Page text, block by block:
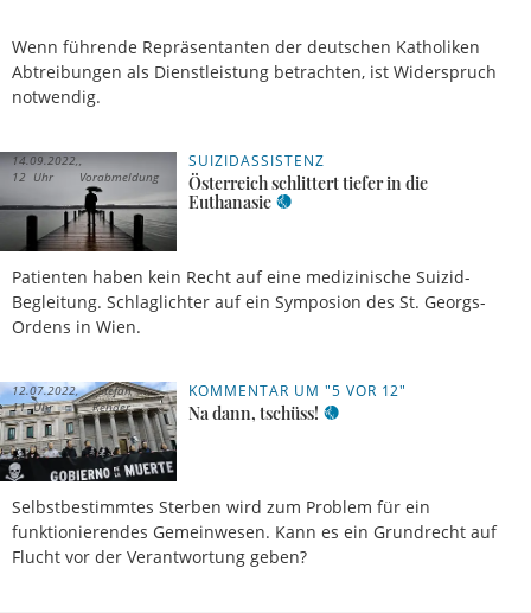
Wenn führende Repräsentanten der deutschen Katholiken
Abtreibungen als Dienstleistung betrachten, ist Widerspruch
notwendig.
SUIZIDASSISTENZ
Österreich schlittert tiefer in die
Euthanasie
Patienten haben kein Recht auf eine medizinische Suizid-
Begleitung. Schlaglichter auf ein Symposion des St. Georgs-
Ordens in Wien.
14.09.2022,
12 Uhr
Vorabmeldung
KOMMENTAR UM "5 VOR 12"
Na dann, tschüss!
Selbstbestimmtes Sterben wird zum Problem für ein
funktionierendes Gemeinwesen. Kann es ein Grundrecht auf
Flucht vor der Verantwortung geben?
12.07.2022,
11 Uhr
Stefan
Rehder